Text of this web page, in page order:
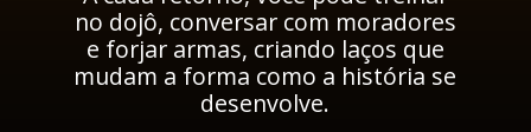
no dojô, conversar com moradores
e forjar armas, criando laços que
mudam a forma como a história se
desenvolve.